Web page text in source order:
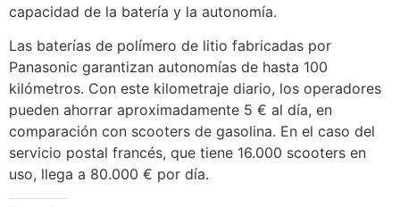
capacidad de la batería y la autonomía.
Las baterías de polímero de litio fabricadas por
Panasonic garantizan autonomías de hasta 100
kilómetros. Con este kilometraje diario, los operadores
pueden ahorrar aproximadamente 5 € al día, en
comparación con scooters de gasolina. En el caso del
servicio postal francés, que tiene 16.000 scooters en
uso, llega a 80.000 € por día.